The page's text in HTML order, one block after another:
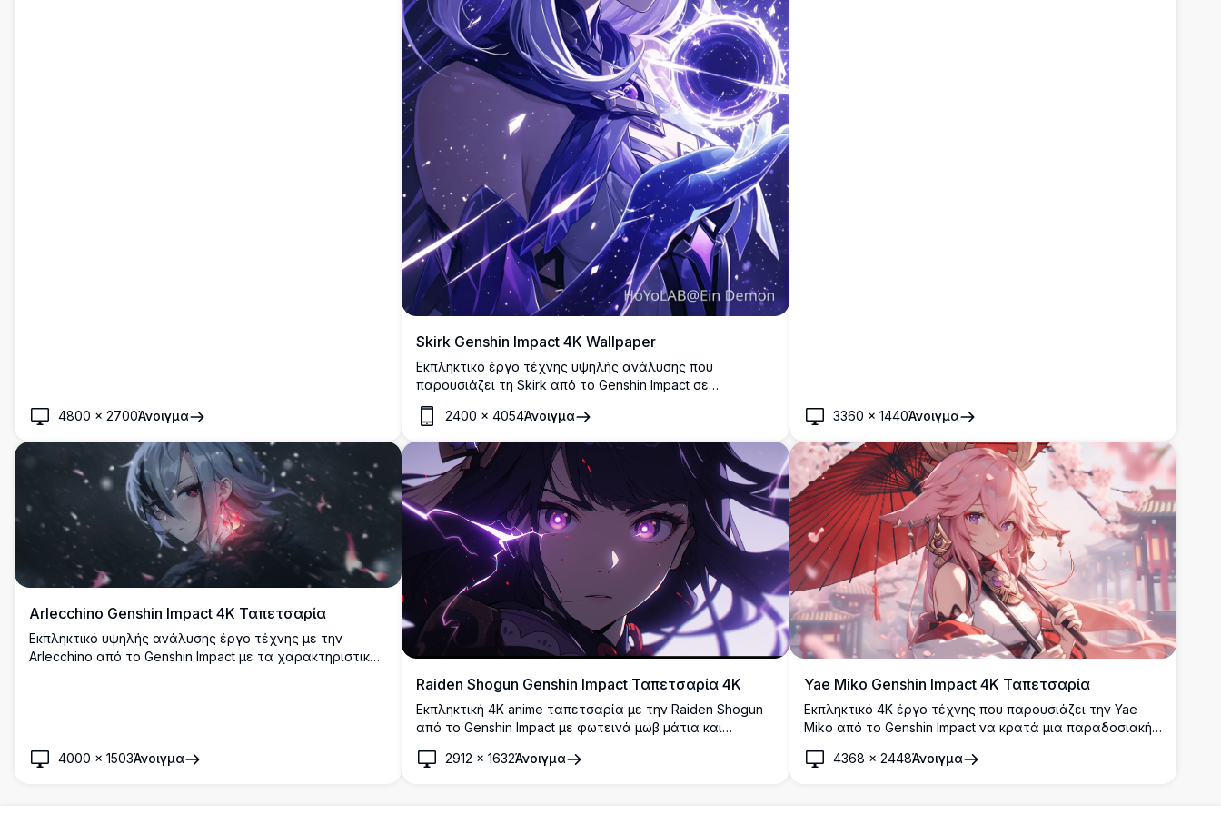
4800 × 2700Άνοιγμα
Skirk Genshin Impact 4K Wallpaper
Εκπληκτικό έργο τέχνης υψηλής ανάλυσης που
παρουσιάζει τη Skirk από το Genshin Impact σε
αιθέριους μωβ τόνους. Ο μυστικιστικός χαρακτήρας
κρατά μια λαμπερή σφαίρα ενάντια σε ένα αστρικό
κοσμικό φόντο, αναδεικνύοντας όμορφη τέχνη σε στιλ
anime με κυματιστά μαλλιά και μαγική ατμόσφαιρα
ιδανική για οποιαδήποτε οθόνη.
2400 ×4054Άνοιγμα 3360 × 1440Άνοιγμα
Arlecchino Genshin Impact 4K Ταπετσαρία
Εκπληκτικό υψηλής ανάλυσης έργο τέχνης με την
Arlecchino από το Genshin Impact με τα χαρακτηριστικά
4000 × 1503Άνοιγμα
Raiden Shogun Genshin Impact Ταπετσαρία 4K
Εκπληκτική 4K anime ταπετσαρία με την Raiden Shogun
από το Genshin Impact με φωτεινά μωβ μάτια και
τέχνης που παρουσιάζει την Electro Archon σε μαγευτική
2912 ×1632Άνοιγμα
Yae Miko Genshin Impact 4K Ταπετσαρία
Εκπληκτικό 4K έργο τέχνης που παρουσιάζει την Yae
Miko από το Genshin Impact να κρατά μια παραδοσιακή
απεικονίζεται με ροδανιλίνα μαλλιά που ρέουν και
4368 × 2448Άνοιγμα